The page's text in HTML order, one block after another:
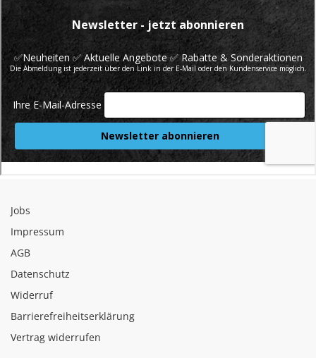
Jobs
Impressum
AGB
Datenschutz
Widerruf
Barrierefreiheitserklärung
Vertrag widerrufen